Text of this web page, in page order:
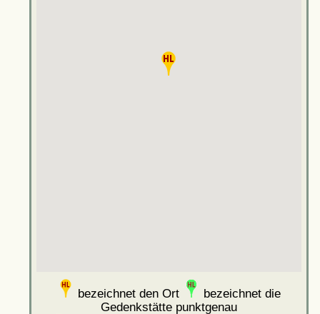
bezeichnet den Ort
bezeichnet die
Gedenkstätte punktgenau